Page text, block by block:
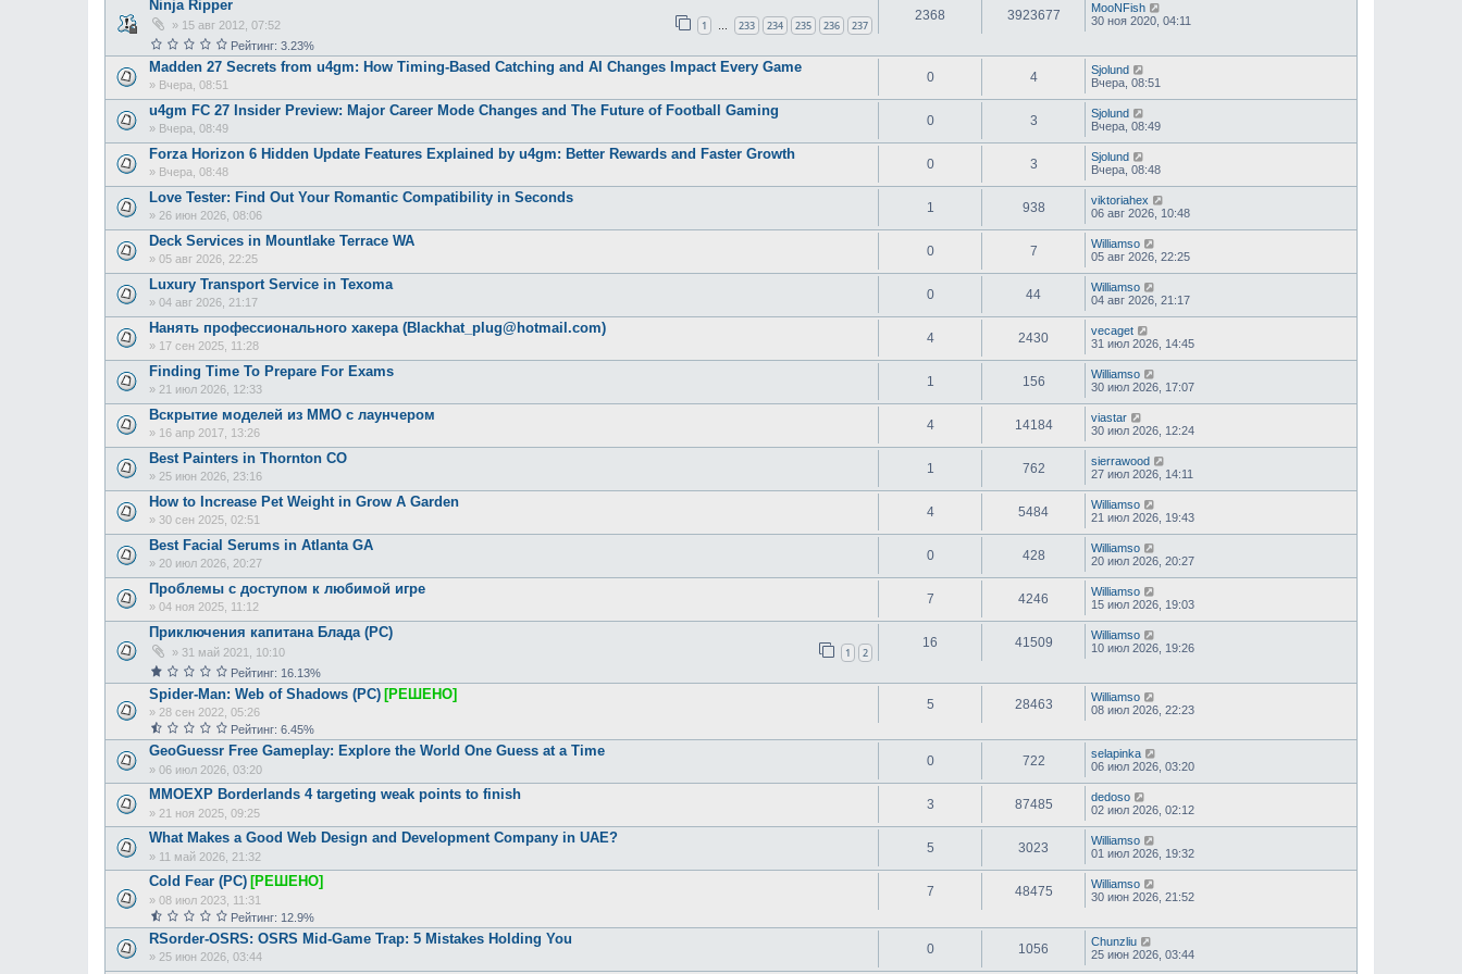
д
м
е
ю
Ninja Ripper
» 15 авг 2012, 07:52 1 … 233 234 235 236 237
Рейтинг: 3.23%
2368 3923677
MooNFish
30 ноя 2020, 04:11
Madden 27 Secrets from u4gm: How Timing-Based Catching and AI Changes Impact Every Game
» Вчера, 08:51
0 4
Sjolund
Вчера, 08:51
u4gm FC 27 Insider Preview: Major Career Mode Changes and The Future of Football Gaming
» Вчера, 08:49
0 3
Sjolund
Вчера, 08:49
Forza Horizon 6 Hidden Update Features Explained by u4gm: Better Rewards and Faster Growth
» Вчера, 08:48
0 3
Sjolund
Вчера, 08:48
Love Tester: Find Out Your Romantic Compatibility in Seconds
» 26 июн 2026, 08:06
1 938
viktoriahex
06 авг 2026, 10:48
Deck Services in Mountlake Terrace WA
» 05 авг 2026, 22:25
0 7
Williamso
05 авг 2026, 22:25
Luxury Transport Service in Texoma
» 04 авг 2026, 21:17
0 44
Williamso
04 авг 2026, 21:17
Нанять профессионального хакера (Blackhat_plug@hotmail.com)
» 17 сен 2025, 11:28
4 2430
vecaget
31 июл 2026, 14:45
Finding Time To Prepare For Exams
» 21 июл 2026, 12:33
1 156
Williamso
30 июл 2026, 17:07
Вскрытие моделей из ММО с лаунчером
» 16 апр 2017, 13:26
4 14184
viastar
30 июл 2026, 12:24
Best Painters in Thornton CO
» 25 июн 2026, 23:16
1 762
sierrawood
27 июл 2026, 14:11
How to Increase Pet Weight in Grow A Garden
» 30 сен 2025, 02:51
4 5484
Williamso
21 июл 2026, 19:43
Best Facial Serums in Atlanta GA
» 20 июл 2026, 20:27
0 428
Williamso
20 июл 2026, 20:27
Проблемы с доступом к любимой игре
» 04 ноя 2025, 11:12
7 4246
Williamso
15 июл 2026, 19:03
Приключения капитана Блада (PC)
» 31 май 2021, 10:10 1 2
Рейтинг: 16.13%
16 41509
Williamso
10 июл 2026, 19:26
Spider-Man: Web of Shadows (PC) [РЕШЕНО]
» 28 сен 2022, 05:26
Рейтинг: 6.45%
5 28463
Williamso
08 июл 2026, 22:23
GeoGuessr Free Gameplay: Explore the World One Guess at a Time
» 06 июл 2026, 03:20
0 722
selapinka
06 июл 2026, 03:20
MMOEXP Borderlands 4 targeting weak points to finish
» 21 ноя 2025, 09:25
3 87485
dedoso
02 июл 2026, 02:12
What Makes a Good Web Design and Development Company in UAE?
» 11 май 2026, 21:32
5 3023
Williamso
01 июл 2026, 19:32
Cold Fear (PC) [РЕШЕНО]
» 08 июл 2023, 11:31
Рейтинг: 12.9%
7 48475
Williamso
30 июн 2026, 21:52
RSorder-OSRS: OSRS Mid-Game Trap: 5 Mistakes Holding You
» 25 июн 2026, 03:44
0 1056
Chunzliu
25 июн 2026, 03:44